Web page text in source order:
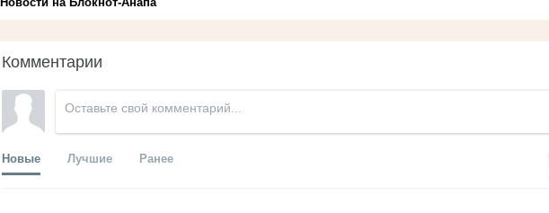
Комментарии
Новые Лучшие Ранее